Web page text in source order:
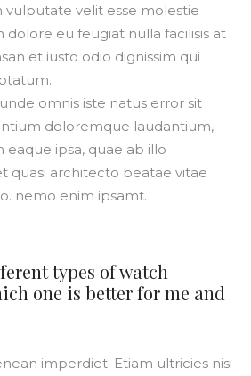
vulputate velit esse molestie
dolore eu feugiat nulla facilisis at
et iusto odio dignissim qui
omnis iste natus error sit
doloremque laudantium,
ipsa, quae ab illo
quasi architecto beatae vitae
nemo enim ipsamt.
types of watch
one is better for me and
imperdiet. Etiam ultricies nisi